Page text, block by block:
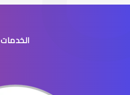
عيون الاطفال الخدجالخدمات